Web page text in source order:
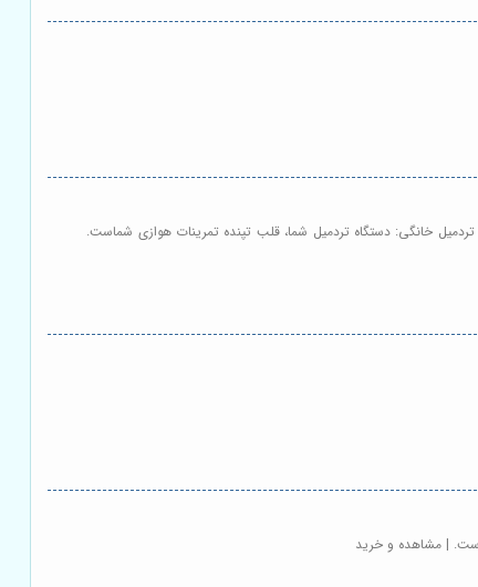
خانگی: دستگاه تردمیل شما، قلب تپنده تمرینات هوازی شماست.
| مشاهده و خرید